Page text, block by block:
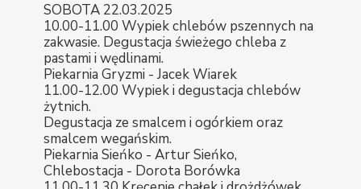
SOBOTA 22.03.2025
10.00-11.00 Wypiek chlebów pszennych na
zakwasie. Degustacja świeżego chleba z
pastami i wędlinami.
Piekarnia Gryzmi - Jacek Wiarek
11.00-12.00 Wypiek i degustacja chlebów
żytnich.
Degustacja ze smalcem i ogórkiem oraz
smalcem wegańskim.
Piekarnia Sieńko - Artur Sieńko,
Chlebostacja - Dorota Borówka